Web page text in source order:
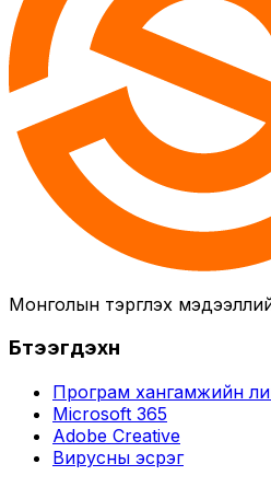
Монголын тэргүүлэх
Бүтээгдэхүүн
Програм хангамжийн
Microsoft 365
Adobe Creative
Вирусны эсрэг